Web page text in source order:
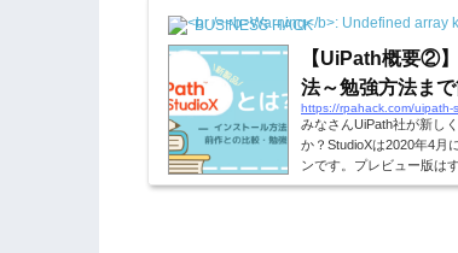
BUSINESS HACK
【UiPath概要②
法～勉強方法まで
https://rpahack.com/uipath-
みなさんUiPath社が新し
か？StudioXは2020年4月
ンです。プレビュー版は
あるStudioよりもフロー